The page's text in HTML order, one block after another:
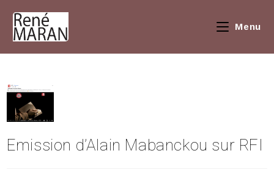
Menu
Emission d’Alain Mabanckou sur RFI